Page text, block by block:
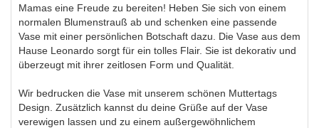
Mamas eine Freude zu bereiten! Heben Sie sich von einem
normalen Blumenstrauß ab und schenken eine passende
Vase mit einer persönlichen Botschaft dazu. Die Vase aus dem
Hause Leonardo sorgt für ein tolles Flair. Sie ist dekorativ und
überzeugt mit ihrer zeitlosen Form und Qualität.
Wir bedrucken die Vase mit unserem schönen Muttertags
Design. Zusätzlich kannst du deine Grüße auf der Vase
verewigen lassen und zu einem außergewöhnlichem